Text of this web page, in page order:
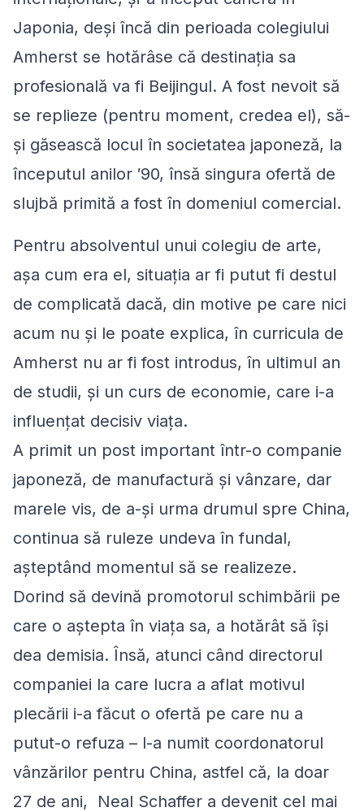
Japonia, deşi încă din perioada colegiului
Amherst se hotărâse că destinaţia sa
profesională va fi Beijingul. A fost nevoit să
se replieze (pentru moment, credea el), să-
şi găsească locul în societatea japoneză, la
începutul anilor ′90, însă singura ofertă de
slujbă primită a fost în domeniul comercial.
Pentru absolventul unui colegiu de arte,
aşa cum era el, situaţia ar fi putut fi destul
de complicată dacă, din motive pe care nici
acum nu şi le poate explica, în curricula de
Amherst nu ar fi fost introdus, în ultimul an
de studii, şi un curs de economie, care i-a
influenţat decisiv viaţa.
A primit un post important într-o companie
japoneză, de manufactură şi vânzare, dar
marele vis, de a-şi urma drumul spre China,
continua să ruleze undeva în fundal,
aşteptând momentul să se realizeze.
Dorind să devină promotorul schimbării pe
care o aştepta în viaţa sa, a hotărât să îşi
dea demisia. Însă, atunci când directorul
companiei la care lucra a aflat motivul
plecării i-a făcut o ofertă pe care nu a
putut-o refuza – l-a numit coordonatorul
vânzărilor pentru China, astfel că, la doar
27 de ani, Neal Schaffer a devenit cel mai